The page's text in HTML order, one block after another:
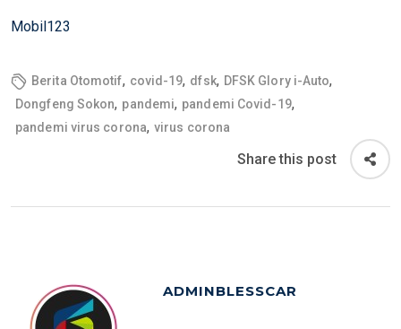
Mobil123
Berita Otomotif, covid-19, dfsk, DFSK Glory i-Auto,
Dongfeng Sokon, pandemi, pandemi Covid-19,
pandemi virus corona, virus corona
Share this post
ADMINBLESSCAR